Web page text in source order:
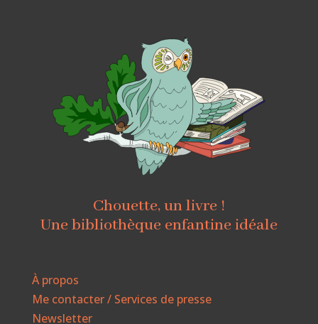
Chouette, un livre !
Une bibliothèque enfantine idéale
À propos
Me contacter / Services de presse
Newsletter